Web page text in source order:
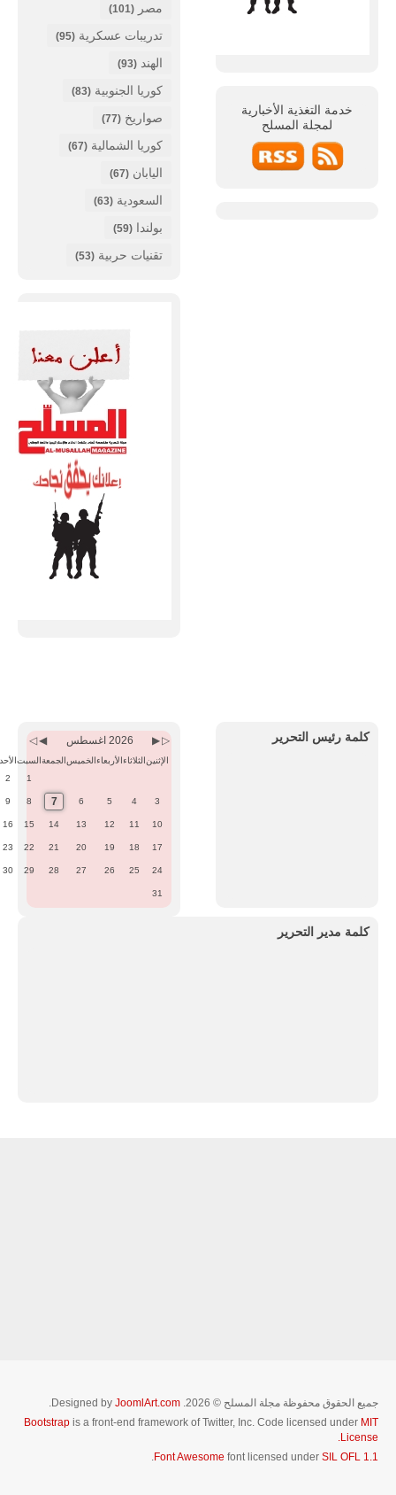
خدمة التغذية الأخبارية
لمجلة المسلح
مصر (101)
تدريبات عسكرية (95)
الهند (93)
كوريا الجنوبية (83)
صواريخ (77)
كوريا الشمالية (67)
اليابان (67)
السعودية (63)
بولندا (59)
تقنيات حربية (53)
كلمة رئيس التحرير
Month
Year
Month2026 اغسطس
الإثنينالثلاثاءالأربعاءالخميسالجمعةالسبتالأحد
1
2
3
4
5
6
7
8
9
10
11
12
13
14
15
16
17
18
19
20
21
22
23
24
25
26
27
28
29
30
31
كلمة مدير التحرير
جميع الحقوق محفوظة مجلة المسلح © 2026. Designed by JoomlArt.com
.
Bootstrap is a front-end framework of Twitter, Inc. Code licensed under MIT
License.
Font Awesome font licensed under SIL OFL 1.1
.